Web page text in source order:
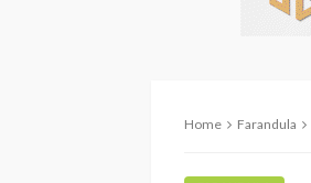
Home Farandula